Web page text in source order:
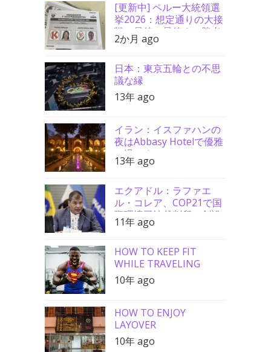
[更新中] ペルー大統領選
挙2026：想定通りの大接
戦、最後の最後まで勝者
分からず
2か月 ago
日本：東京五輪との不思
議な縁
13年 ago
イラン：イスファハンの
夜はAbbasy Hotelで優雅
に過ごす
13年 ago
エクアドル：ラファエ
ル・コレア、COP21で国
際環境司法裁判所の創設
を要請
11年 ago
HOW TO KEEP FIT
WHILE TRAVELING
10年 ago
HOW TO ENJOY
LAYOVER
10年 ago